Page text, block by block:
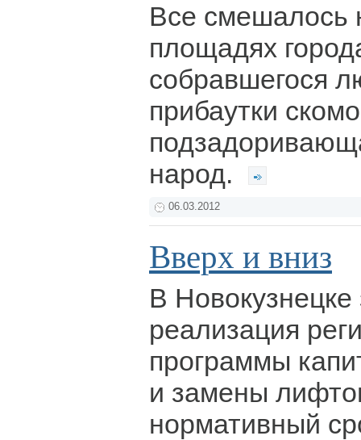
Все смешалось
площадях
собравшегося
прибаутки
народ.
06.03.2012
Вверх и вниз
В
реализация
программы
и замены
нормативный